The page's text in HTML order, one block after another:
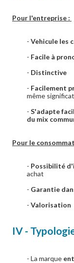
Pour l'entreprise :
- Vehicule les
- Facile à
- Distinctive
- Facilement
même
- S'adapte
du mix
Pour le
- Possibilité
achat
- Garantie
- Valorisation
IV -
- La marque